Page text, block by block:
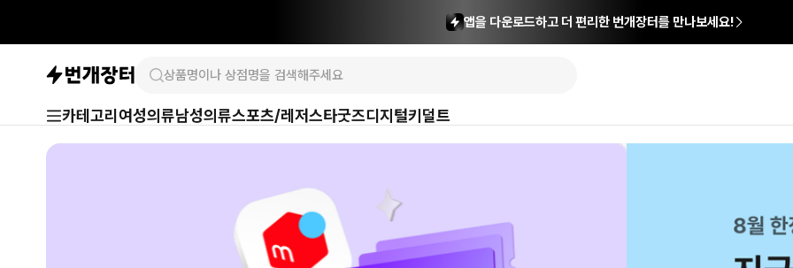
앱을 다운로드하고 더 편리한 번개장터를 만나보세요!
카테고리 여성의류남성의류스포츠/레저스타굿즈디지털키덜트